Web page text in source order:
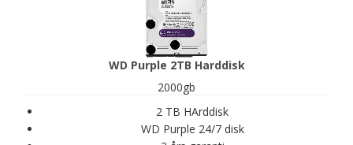
WD Purple 2TB Harddisk
2000gb
2 TB HArddisk
WD Purple 24/7 disk